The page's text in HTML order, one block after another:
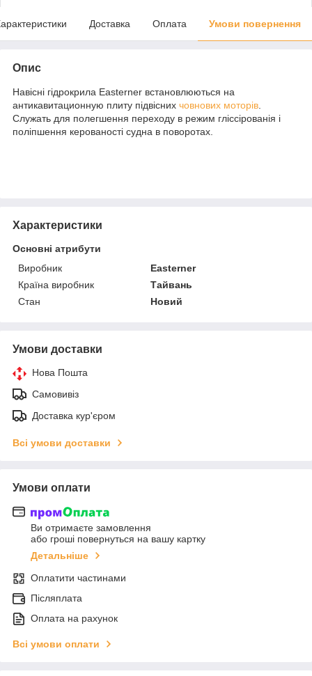
Доставка Оплата Умови повернення
Опис
Навісні гідрокрила Easterner встановлюються на
антикавитационную плиту підвісних човнових моторів
Служать для полегшення переходу в режим гліссірованія і
поліпшення керованості судна в поворотах.
Характеристики
Основні атрибути
Виробник
Easterner
Країна виробник
Тайвань
Стан
Новий
Умови доставки
Нова Пошта
Самовивіз
Доставка кур'єром
Всі умови доставки
Умови оплати
Ви отримаєте замовлення
або гроші повернуться на вашу картку
Детальніше
Оплатити частинами
Післяплата
Оплата на рахунок
Всі умови оплати